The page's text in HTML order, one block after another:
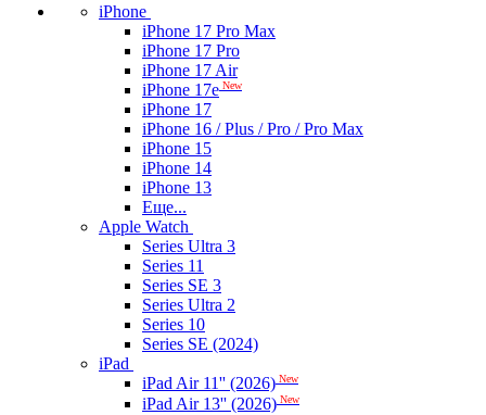
iPhone
iPhone 17 Pro Max
iPhone 17 Pro
iPhone 17 Air
iPhone 17e New
iPhone 17
iPhone 16 / Plus / Pro / Pro Max
iPhone 15
iPhone 14
iPhone 13
Еще...
Apple Watch
Series Ultra 3
Series 11
Series SE 3
Series Ultra 2
Series 10
Series SE (2024)
iPad
iPad Air 11'' (2026) New
iPad Air 13'' (2026) New